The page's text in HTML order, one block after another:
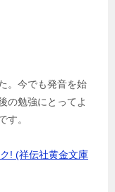
。今でも発音を始
の勉強にとってよ
す。
! (祥伝社黄金文庫